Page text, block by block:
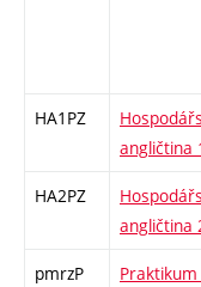
HA1PZ
angličtina
HA2PZ
angličtina
pmrzP
Praktikum